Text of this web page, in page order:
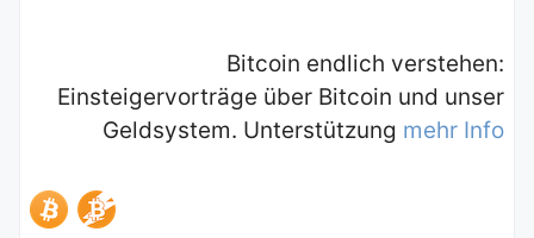
Bitcoin endlich verstehen:
Einsteigervorträge über Bitcoin und unser
Geldsystem. Unterstützung mehr Info